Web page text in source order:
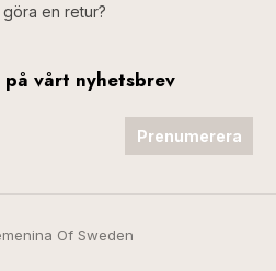
en retur?
på vårt nyhetsbrev
Prenumerera
Of Sweden